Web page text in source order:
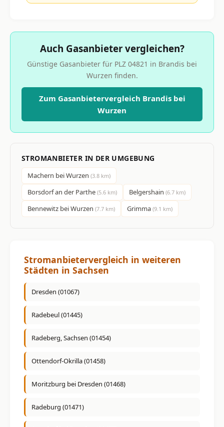
Auch Gasanbieter vergleichen?
Günstige Gasanbieter für PLZ 04821 in Brandis bei
Wurzen finden.
Zum Gasanbietervergleich Brandis bei
Wurzen
STROMANBIETER IN DER UMGEBUNG
Machern bei Wurzen (3.8 km)
Borsdorf an der Parthe (5.6 km) Belgershain (6.7 km)
Bennewitz bei Wurzen (7.7 km) Grimma (9.1 km)
Stromanbietervergleich in weiteren
Städten in Sachsen
Dresden (01067)
Radebeul (01445)
Radeberg, Sachsen (01454)
Ottendorf-Okrilla (01458)
Moritzburg bei Dresden (01468)
Radeburg (01471)